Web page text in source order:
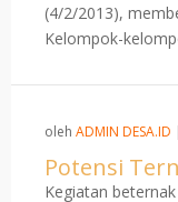
(4/2/2013),
Kelompok-
oleh ADMIN DESA.ID
Potensi
Kegiatan